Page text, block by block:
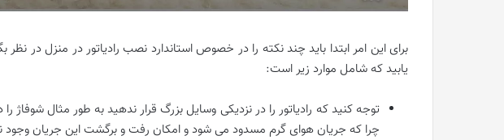
برای این امر ابتدا باید چند نکته را در خصوص استاندارد نصب رادیاتور در منزل در
یابید که شامل موارد زیر است:
توجه کنید که رادیاتور را در نزدیکی وسایل بزرگ قرار ندهید به طور مثال شوفاژ
چرا که جریان هوای گرم مسدود می شود و امکان رفت و برگشت این جریان وجود